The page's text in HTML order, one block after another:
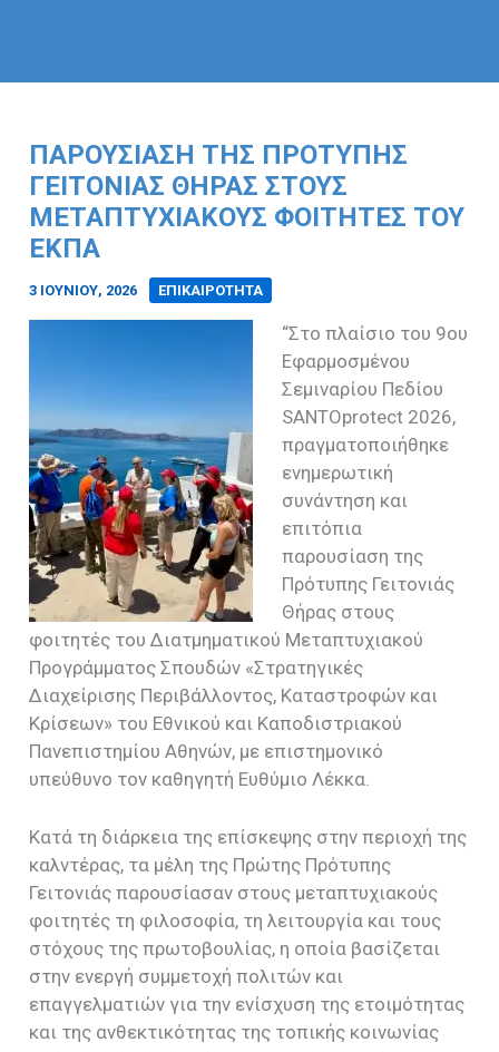
ΠΑΡΟΥΣΊΑΣΗ ΤΗΣ ΠΡΌΤΥΠΗΣ
ΓΕΙΤΟΝΙΆΣ ΘΉΡΑΣ ΣΤΟΥΣ
ΜΕΤΑΠΤΥΧΙΑΚΟΎΣ ΦΟΙΤΗΤΈΣ ΤΟΥ
ΕΚΠΑ
3 ΙΟΥΝΊΟΥ, 2026 ΕΠΙΚΑΙΡΟΤΗΤΑ
“Στο πλαίσιο του 9ου
Εφαρμοσμένου
Σεμιναρίου Πεδίου
SANTOprotect 2026,
πραγματοποιήθηκε
ενημερωτική
συνάντηση και
επιτόπια
παρουσίαση της
Πρότυπης Γειτονιάς
Θήρας στους
φοιτητές του Διατμηματικού Μεταπτυχιακού
Προγράμματος Σπουδών «Στρατηγικές
Διαχείρισης Περιβάλλοντος, Καταστροφών και
Κρίσεων» του Εθνικού και Καποδιστριακού
Πανεπιστημίου Αθηνών, με επιστημονικό
υπεύθυνο τον καθηγητή Ευθύμιο Λέκκα.
Κατά τη διάρκεια της επίσκεψης στην περιοχή της
καλντέρας, τα μέλη της Πρώτης Πρότυπης
Γειτονιάς παρουσίασαν στους μεταπτυχιακούς
φοιτητές τη φιλοσοφία, τη λειτουργία και τους
στόχους της πρωτοβουλίας, η οποία βασίζεται
στην ενεργή συμμετοχή πολιτών και
επαγγελματιών για την ενίσχυση της ετοιμότητας
και της ανθεκτικότητας της τοπικής κοινωνίας